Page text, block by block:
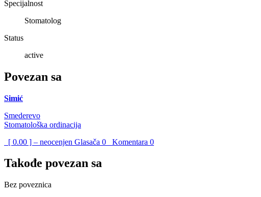
Specijalnost
Stomatolog
Status
active
Povezan sa
Simić
Smederevo
Stomatološka ordinacija
[ 0.00 ] – neocenjen Glasača 0 Komentara 0
Takođe povezan sa
Bez poveznica